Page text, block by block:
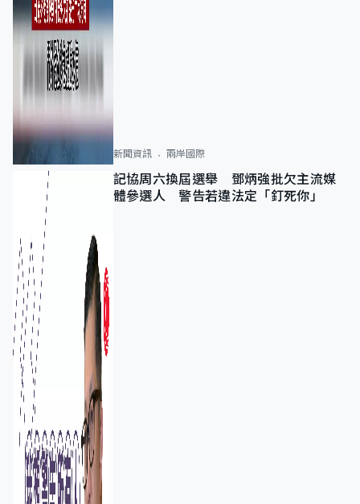
新聞資訊 兩岸國際
記協周六換屆選舉 鄧炳強批欠主流媒
體參選人 警告若違法定「釘死你」